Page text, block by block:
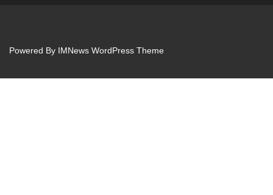
Powered By IMNews WordPress Theme